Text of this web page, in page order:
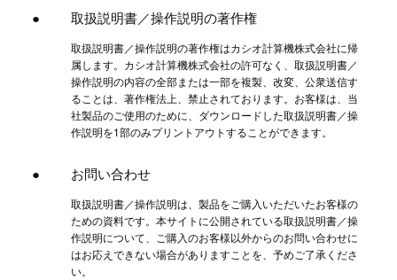
取扱説明書／操作説明の著作権
取扱説明書／操作説明の著作権はカシオ計算機株式会社に帰
属します。カシオ計算機株式会社の許可なく、取扱説明書／
操作説明の内容の全部または一部を複製、改変、公衆送信す
ることは、著作権法上、禁止されております。お客様は、当
社製品のご使用のために、ダウンロードした取扱説明書／操
作説明を1部のみプリントアウトすることができます。
お問い合わせ
取扱説明書／操作説明は、製品をご購入いただいたお客様の
ための資料です。本サイトに公開されている取扱説明書／操
作説明について、ご購入のお客様以外からのお問い合わせに
はお応えできない場合がありますことを、予めご了承くださ
い。